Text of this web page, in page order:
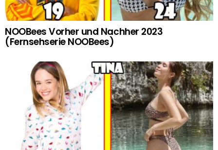
NOOBees Vorher und Nachher 2023
(Fernsehserie NOOBees)